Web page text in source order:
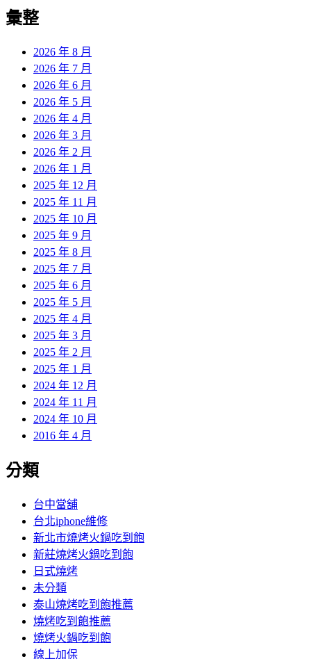
彙整
2026 年 8 月
2026 年 7 月
2026 年 6 月
2026 年 5 月
2026 年 4 月
2026 年 3 月
2026 年 2 月
2026 年 1 月
2025 年 12 月
2025 年 11 月
2025 年 10 月
2025 年 9 月
2025 年 8 月
2025 年 7 月
2025 年 6 月
2025 年 5 月
2025 年 4 月
2025 年 3 月
2025 年 2 月
2025 年 1 月
2024 年 12 月
2024 年 11 月
2024 年 10 月
2016 年 4 月
分類
台中當舖
台北iphone維修
新北市燒烤火鍋吃到飽
新莊燒烤火鍋吃到飽
日式燒烤
未分類
泰山燒烤吃到飽推薦
燒烤吃到飽推薦
燒烤火鍋吃到飽
線上加保